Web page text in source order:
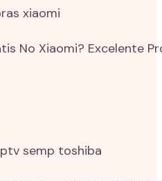
No Xiaomi? Excelente